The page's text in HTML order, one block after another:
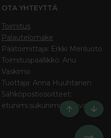
OTA YHTEYTTÄ
Toimitus
Palautelomake
Päätoimittaja: Erkki Meriluoto
Toimituspäällikkö: Anu
Vaskimo
Tuottaja: Anna Huuhtanen
Sähköpostiosoitteet:
etunimi.sukunimi@otava.fi
Ylös